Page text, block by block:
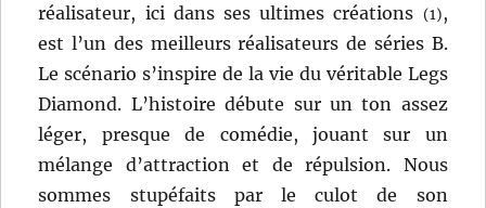
réalisateur, ici dans ses ultimes créations (1),
est l’un des meilleurs réalisateurs de séries B.
Le scénario s’inspire de la vie du véritable Legs
Diamond. L’histoire débute sur un ton assez
léger, presque de comédie, jouant sur un
mélange d’attraction et de répulsion. Nous
sommes stupéfaits par le culot de son